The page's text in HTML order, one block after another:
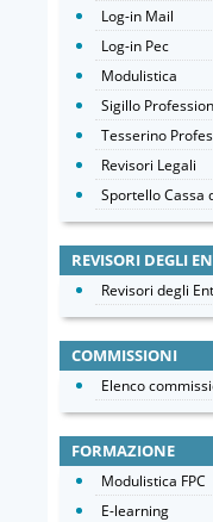
Log-in Mail
Log-in Pec
Modulistica
Sigillo
Tesserino
Revisori Legali
Sportello Cassa
REVISORI DEGLI
Revisori degli
COMMISSIONI
Elenco
FORMAZIONE
Modulistica FPC
E-learning